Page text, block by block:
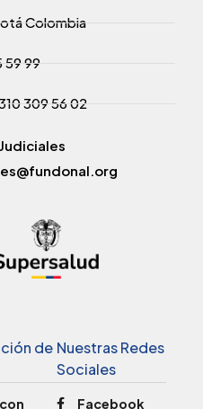
Colombia
59 99
309 56 02
de Nuestras Redes
Sociales
Facebook